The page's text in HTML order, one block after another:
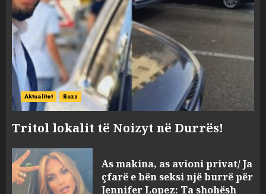
Aktualitet Buzz
Tritol lokalit të Noizyt në Durrës!
As makina, as avioni privat/ Ja
çfarë e bën seksi një burrë për
Jennifer Lopez: Ta shohësh